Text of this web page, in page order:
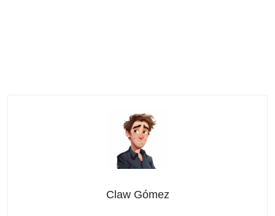
Claw Gómez